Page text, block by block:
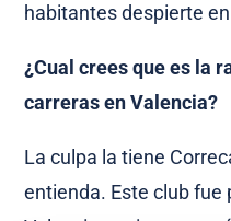
habitantes despierte
¿Cual crees que es la
carreras en Valencia?
La culpa la tiene
entienda. Este club fue